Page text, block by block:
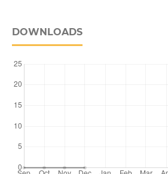
DOWNLOADS